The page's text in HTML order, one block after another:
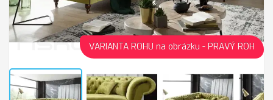
VARIANTA ROHU na obrázku - PRAVÝ ROH